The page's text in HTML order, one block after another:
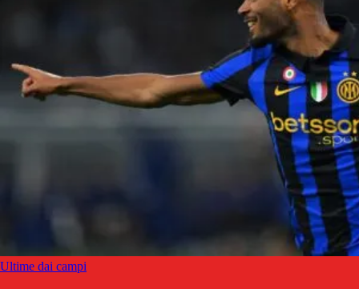
Ultime dai campi